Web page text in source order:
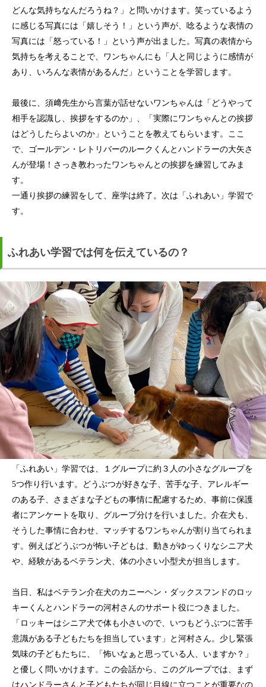
どんな気持ちなんだろうね？」と問いかけます。笑っているよう
に感じる写真には「嬉しそう！」という声が、唸るような表情の
写真には「怒っている！」という声が出ました。写真の表情から
気持ちを考えることで、ワンちゃんにも「人と同じように感情が
あり、いろんな表情があるんだ」ということを学習します。
最後に、須﨑先生から言葉が話せないワンちゃんは「どうやって
相手を認識し、挨拶をするのか」、「実際にワンちゃんとの挨拶
はどうしたらよいのか」ということを教えてもらいます。ここ
で、ゴールデン・レトリバーのルークくんとハンドラーの大矢さ
んが登場！さっき教わったワンちゃんとの挨拶を練習してみま
す。
一通り挨拶の練習をして、座学は終了。次は「ふれあい」学習で
す。
ふれあい学習では何を伝えているの？
「ふれあい」学習では、１グループに約３人の小さなグループを
5つ作り行います。どうぶつが好きな子、苦手な子、アレルギー
のある子、さまざまな子どもの事情に配慮するため、事前に保護
者にアンケートを取り、グループ分けを行いました。介在犬も、
そうした事情に合わせ、マッチするワンちゃんが割り当てられま
す。例えばどうぶつが怖い子どもは、動きがゆっくりなシニア犬
や、経験があるベテラン犬、体の小さい小型犬が担当します。
当日、私はベテラン介在犬のカニーヘン・ダックスフンドのロッ
キーくんとハンドラーの河村さんのサポート役につきました。
「ロッキーはシニア犬で体も小さいので、いつもどうぶつに苦手
意識がある子どもたちを担当しています」と河村さん。少し緊張
気味の子どもたちに、「怖いなぁと思っている人、いますか？」
と優しく問いかけます。この会話から、このグループでは、まず
はハンドラーさんと子どもたちが同じ目線に立つことが重要なの